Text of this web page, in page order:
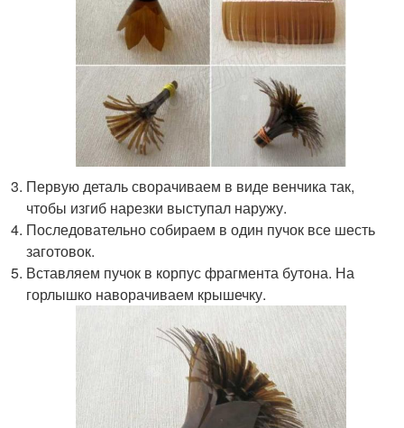
Первую деталь сворачиваем в виде венчика так,
чтобы изгиб нарезки выступал наружу.
Последовательно собираем в один пучок все шесть
заготовок.
Вставляем пучок в корпус фрагмента бутона. На
горлышко наворачиваем крышечку.